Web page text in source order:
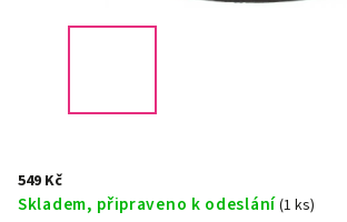
549 Kč
Skladem, připraveno k odeslání(1 ks)